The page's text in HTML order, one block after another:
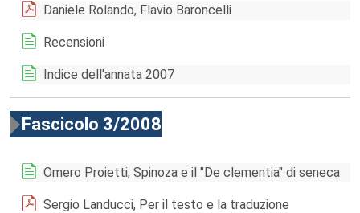
Daniele Rolando, Flavio Baroncelli
Recensioni
Indice dell'annata 2007
Fascicolo 3/2008
Omero Proietti, Spinoza e il "De clementia" di seneca
Sergio Landucci, Per il testo e la traduzione